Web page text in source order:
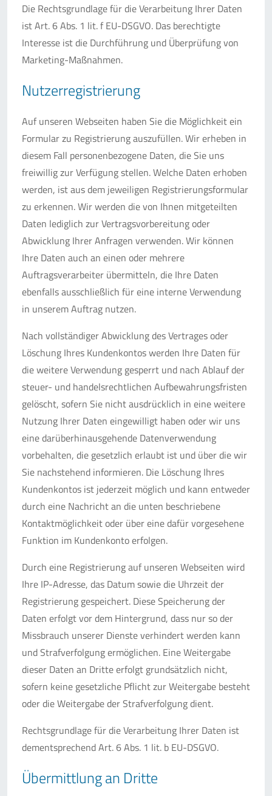
Die Rechtsgrundlage für die Verarbeitung Ihrer Daten
ist Art. 6 Abs. 1 lit. f EU-DSGVO. Das berechtigte
Interesse ist die Durchführung und Überprüfung von
Marketing-Maßnahmen.
Nutzerregistrierung
Auf unseren Webseiten haben Sie die Möglichkeit ein
Formular zu Registrierung auszufüllen. Wir erheben in
diesem Fall personenbezogene Daten, die Sie uns
freiwillig zur Verfügung stellen. Welche Daten erhoben
werden, ist aus dem jeweiligen Registrierungsformular
zu erkennen. Wir werden die von Ihnen mitgeteilten
Daten lediglich zur Vertragsvorbereitung oder
Abwicklung Ihrer Anfragen verwenden. Wir können
Ihre Daten auch an einen oder mehrere
Auftragsverarbeiter übermitteln, die Ihre Daten
ebenfalls ausschließlich für eine interne Verwendung
in unserem Auftrag nutzen.
Nach vollständiger Abwicklung des Vertrages oder
Löschung Ihres Kundenkontos werden Ihre Daten für
die weitere Verwendung gesperrt und nach Ablauf der
steuer- und handelsrechtlichen Aufbewahrungsfristen
gelöscht, sofern Sie nicht ausdrücklich in eine weitere
Nutzung Ihrer Daten eingewilligt haben oder wir uns
eine darüberhinausgehende Datenverwendung
vorbehalten, die gesetzlich erlaubt ist und über die wir
Sie nachstehend informieren. Die Löschung Ihres
Kundenkontos ist jederzeit möglich und kann entweder
durch eine Nachricht an die unten beschriebene
Kontaktmöglichkeit oder über eine dafür vorgesehene
Funktion im Kundenkonto erfolgen.
Durch eine Registrierung auf unseren Webseiten wird
Ihre IP-Adresse, das Datum sowie die Uhrzeit der
Registrierung gespeichert. Diese Speicherung der
Daten erfolgt vor dem Hintergrund, dass nur so der
Missbrauch unserer Dienste verhindert werden kann
und Strafverfolgung ermöglichen. Eine Weitergabe
dieser Daten an Dritte erfolgt grundsätzlich nicht,
sofern keine gesetzliche Pflicht zur Weitergabe besteht
oder die Weitergabe der Strafverfolgung dient.
Rechtsgrundlage für die Verarbeitung Ihrer Daten ist
dementsprechend Art. 6 Abs. 1 lit. b EU-DSGVO.
Übermittlung an Dritte